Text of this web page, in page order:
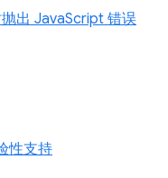
出 JavaScript 错误
性支持